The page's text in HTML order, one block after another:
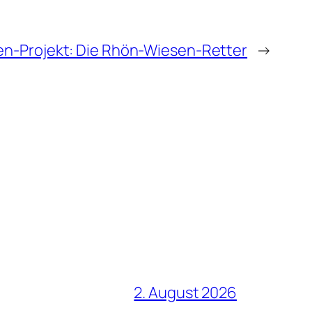
Projekt: Die Rhön-Wiesen-Retter →
2. August 2026